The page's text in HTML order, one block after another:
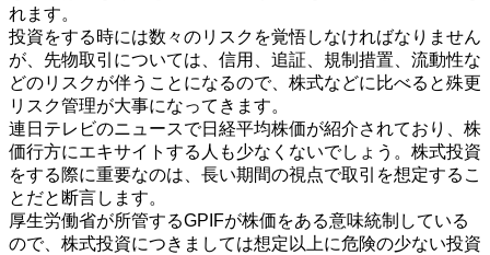
れます。
投資をする時には数々のリスクを覚悟しなければなりません
が、先物取引については、信用、追証、規制措置、流動性な
どのリスクが伴うことになるので、株式などに比べると殊更
リスク管理が大事になってきます。
連日テレビのニュースで日経平均株価が紹介されており、株
価行方にエキサイトする人も少なくないでしょう。株式投資
をする際に重要なのは、長い期間の視点で取引を想定するこ
とだと断言します。
厚生労働省が所管するGPIFが株価をある意味統制している
ので、株式投資につきましては想定以上に危険の少ない投資